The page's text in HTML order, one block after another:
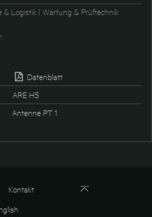
& Logistik | Wartung & Prüftechnik
Datenblatt
ARE H5
Antenne PT 1
Kontakt